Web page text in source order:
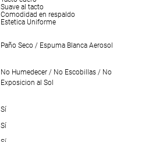
Suave al tacto
Comodidad en respaldo
Estetica Uniforme
Paño Seco / Espuma Blanca Aerosol
No Humedecer / No Escobillas / No
Exposicion al Sol
Sí
Sí